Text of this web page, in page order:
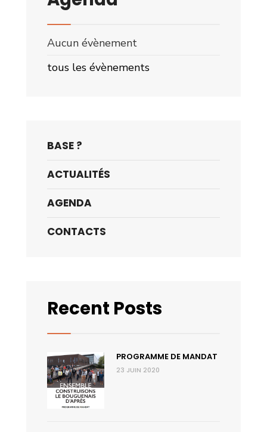
Aucun évènement
tous les évènements
BASE ?
ACTUALITÉS
AGENDA
CONTACTS
Recent Posts
PROGRAMME DE MANDAT
23 JUIN 2020